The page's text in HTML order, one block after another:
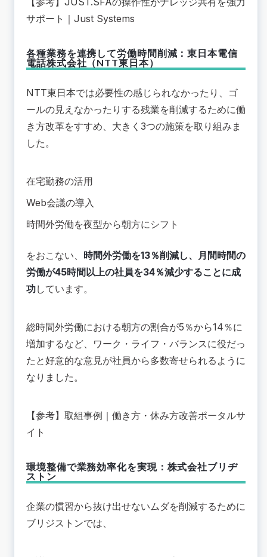
サポート ｜Just Systems
各種業務を連携して労働時間削減：東日本電信
電話株式会社（NTT東日本）
NTT東日本では必要性の感じられなかったり、ゴ
ールの見えなかったりする残業を削減するために働
き方改革をすすめ、大きく3つの施策を取り組みま
した。
在宅勤務の活用
Web会議の導入
時間外労働を夜型から朝方にシフト
をおこない、 時間外労働を13％削減し、月間時間の
労働が45時間以上の社員を34％減少することに成
功しています。
総時間外労働における朝方の割合が5％から14％に
増加するなど、ワーク・ライフ・バランスに役だっ
たと好意的な意見が社員から多数寄せられるように
なりました。
【参考】 取組事例 ｜働き方・休み方改善ポータルサ
イト
環境整備で業務効率化を実現：株式会社ブリヂ
ストン
企業の慣習から抜け出せないムダを削減するために
ブリジストンでは、